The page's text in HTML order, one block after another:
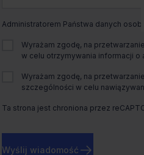
Dostępna
Administratorem Państwa danych
Wyrażam zgodę, na
w celu otrzymywania informacji o
Wyrażam zgodę, na
szczególności w celu
Ta strona jest chroniona przez
Wyślij wiadomość